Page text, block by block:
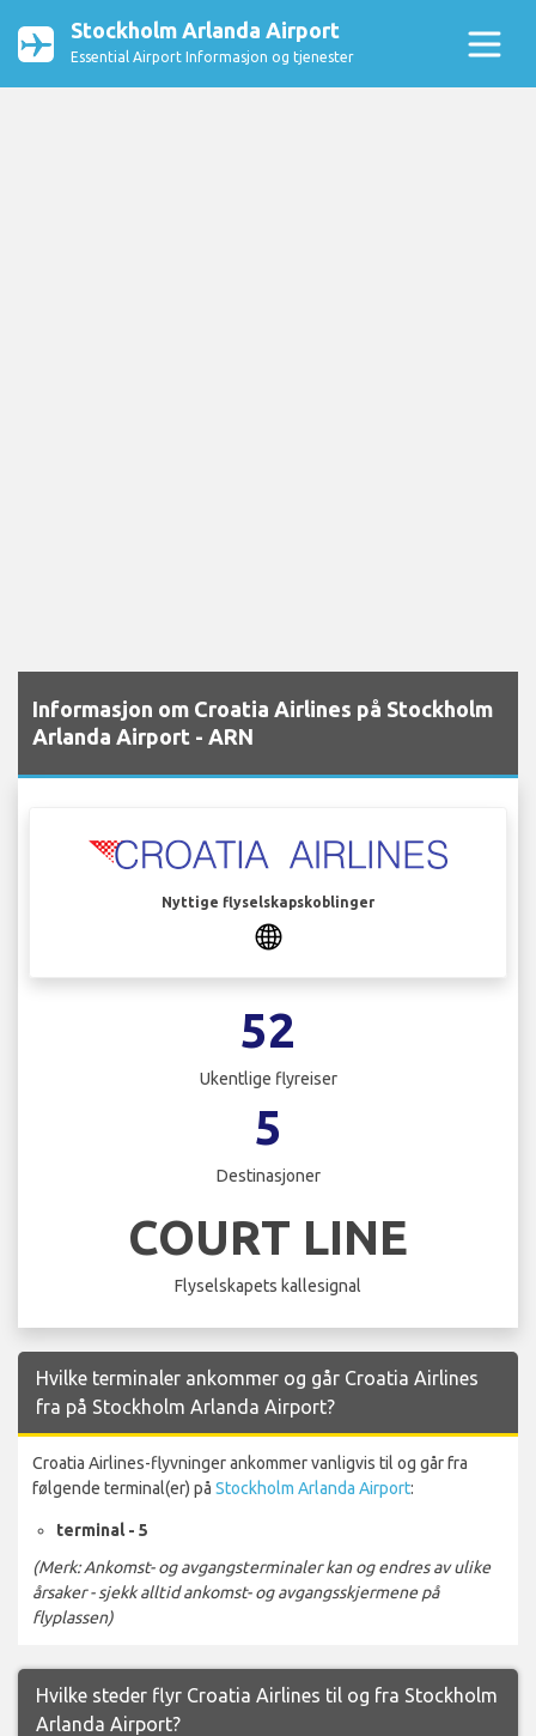
Stockholm Arlanda Airport
Essential Airport Informasjon og tjenester
Informasjon om Croatia Airlines på Stockholm
Arlanda Airport - ARN
Nyttige flyselskapskoblinger
52
Ukentlige flyreiser
5
Destinasjoner
COURT LINE
Flyselskapets kallesignal
Hvilke terminaler ankommer og går Croatia Airlines
fra på Stockholm Arlanda Airport?
Croatia Airlines-flyvninger ankommer vanligvis til og går fra
følgende terminal(er) på Stockholm Arlanda Airport:
terminal - 5
(Merk: Ankomst- og avgangsterminaler kan og endres av ulike
årsaker - sjekk alltid ankomst- og avgangsskjermene på
flyplassen)
Hvilke steder flyr Croatia Airlines til og fra Stockholm
Arlanda Airport?